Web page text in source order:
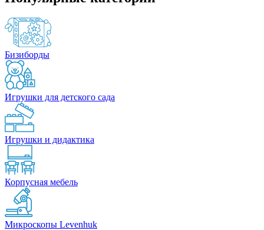
Бизиборды
Игрушки для детского сада
Игрушки и дидактика
Корпусная мебель
Микроскопы Levenhuk